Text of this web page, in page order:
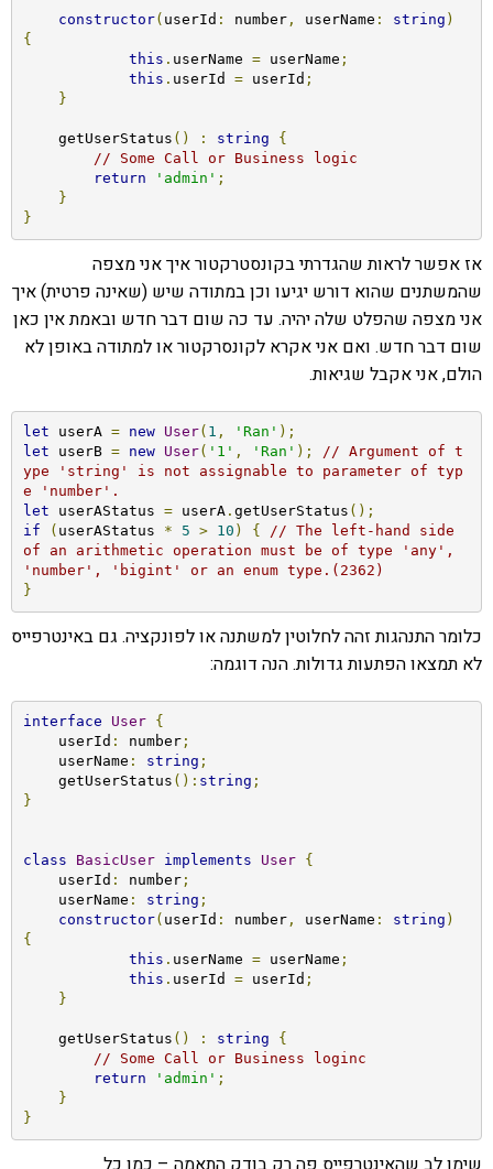
constructor( userId : number, userName : string )
{
this . userName = userName ;
this . userId = userId ;
}
    getUserStatus
() : string
{
// Some Call or Business logic
return
'admin' ;
}
}
אז אפשר לראות שהגדרתי בקונסטרקטור איך אני מצפה
שהמשתנים שהוא דורש יגיעו וכן במתודה שיש (שאינה פרטית) איך
אני מצפה שהפלט שלה יהיה. עד כה שום דבר חדש ובאמת אין כאן
שום דבר חדש. ואם אני אקרא לקונסרקטור או למתודה באופן לא
הולם, אני אקבל שגיאות.
let userA = new User( 1 , 'Ran' );
let userB = new User( '1' , 'Ran' );
// Argument of t
ype 'string' is not assignable to parameter of typ
e 'number'.
let userAStatus = userA. getUserStatus ();
if
( userAStatus * 5 > 10 ) {
// The left-hand side
of an arithmetic operation must be of type 'any',
'number', 'bigint' or an enum type.(2362)
}
כלומר התנהגות זהה לחלוטין למשתנה או לפונקציה. גם באינטרפייס
לא תמצאו הפתעות גדולות. הנה דוגמה:
interface User
{
    userId
: number;
    userName
: string ;
    getUserStatus
(): string ;
}
class BasicUser implements User
{
    userId
: number;
    userName
: string ;
constructor( userId : number, userName : string )
{
this . userName = userName ;
this . userId = userId ;
}
    getUserStatus
() : string
{
// Some Call or Business loginc
return
'admin' ;
}
}